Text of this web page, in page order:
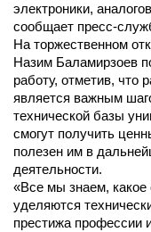
электроники,
сообщает пресс-
На торжественном
Назим Баламирзоев
работу, отметив, что
является важным
технической базы
смогут получить
полезен им в
деятельности.
«Все мы знаем, какое
уделяются
престижа профессии